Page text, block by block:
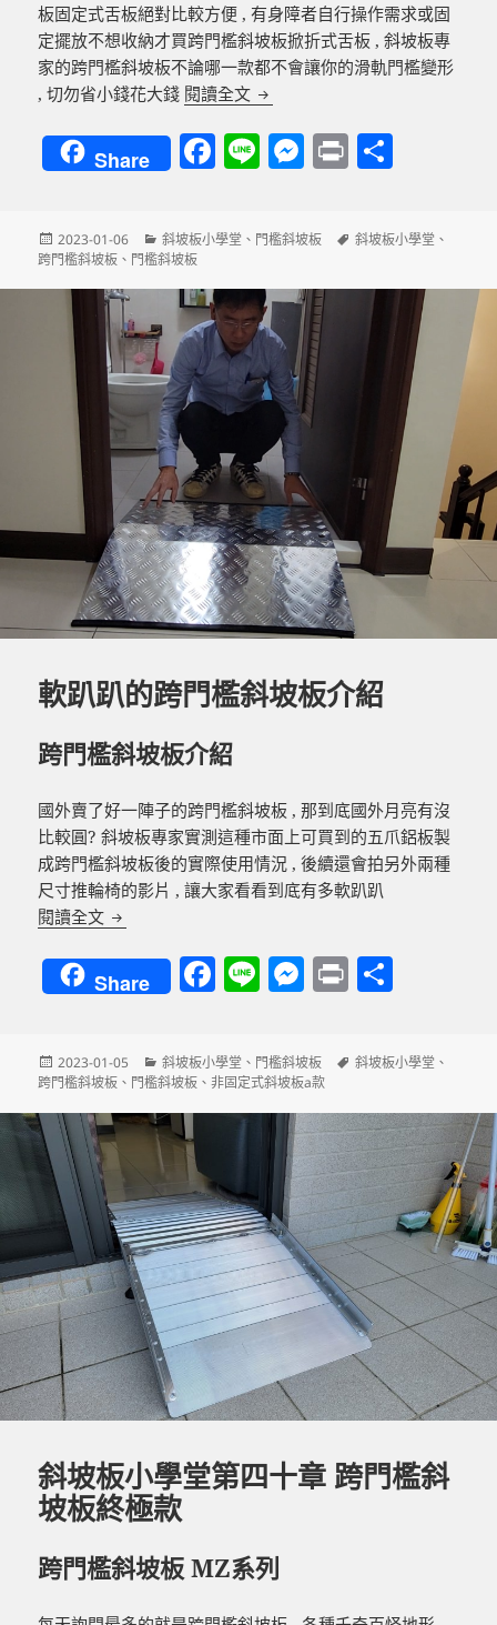
板固定式舌板絕對比較方便 , 有身障者自行操作需求或固
定擺放不想收納才買跨門檻斜坡板掀折式舌板 , 斜坡板專
家的跨門檻斜坡板不論哪一款都不會讓你的滑軌門檻變形
, 切勿省小錢花大錢 閱讀全文 獨家款式 跨門檻斜坡板掀折式舌
Share F
c
e
b
o
o
k
Li
e
M
se
n
g
er
P
nt
發
佈
期:
2023-01-06
分
類
斜坡板小學堂 、 門檻斜坡板
標
斜坡板小學堂 、
跨門檻斜坡板 、 門檻斜坡板
軟趴趴的跨門檻斜坡板介紹
跨門檻斜坡板介紹
國外賣了好一陣子的跨門檻斜坡板 , 那到底國外月亮有沒
比較圓? 斜坡板專家實測這種市面上可買到的五爪鋁板製
成跨門檻斜坡板後的實際使用情況 , 後續還會拍另外兩種
尺寸推輪椅的影片 , 讓大家看看到底有多軟趴趴
閱讀全文 軟趴趴的跨門檻斜坡板介紹
Share F
c
e
b
o
k
Li
e
M
se
n
g
er
P
nt
發
佈
期:
2023-01-05
分
類
斜坡板小學堂 、 門檻斜坡板
標
斜坡板小學堂 、
跨門檻斜坡板 、 門檻斜坡板 、非固定式斜坡板a款
斜坡板小學堂第四十章 跨門檻斜
坡板終極款
跨門檻斜坡板 MZ系列